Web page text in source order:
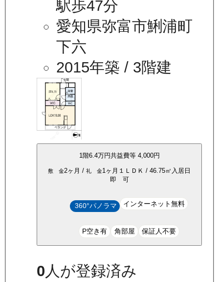
駅歩47分
愛知県弥富市鯏浦町
下六
2015年築 / 3階建
1 階6.4万円共益費等 4,000円
敷 金2ヶ月 / 礼 金1ヶ月 １ＬＤＫ / 46.75㎡ 入居日
即 可
360°パノラマ インターネット無料
P空き有 角部屋 保証人不要
0人が登録済み